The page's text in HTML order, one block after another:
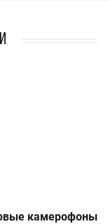
камерофоны